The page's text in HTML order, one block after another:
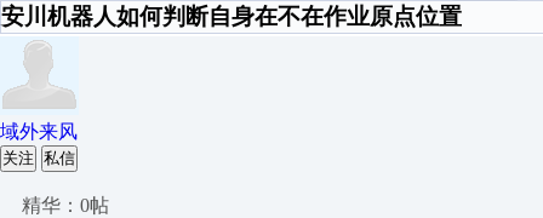
安川机器人如何判断自身在不在作业原点位置
域外来风
关注 私信
精华：0帖